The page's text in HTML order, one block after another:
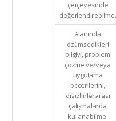
çerçevesinde
değerlendirebilme.
Alanında
özümsedikleri
bilgiyi, problem
çözme ve/veya
uygulama
becerilerini,
disiplinlerarası
çalışmalarda
kullanabilme.